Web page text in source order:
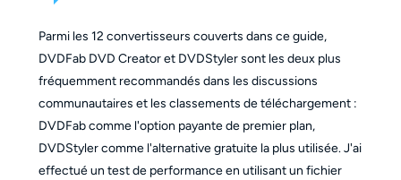
Parmi les 12 convertisseurs couverts dans ce guide,
DVDFab DVD Creator et DVDStyler sont les deux plus
fréquemment recommandés dans les discussions
communautaires et les classements de téléchargement :
DVDFab comme l'option payante de premier plan,
DVDStyler comme l'alternative gratuite la plus utilisée. J'ai
effectué un test de performance en utilisant un fichier